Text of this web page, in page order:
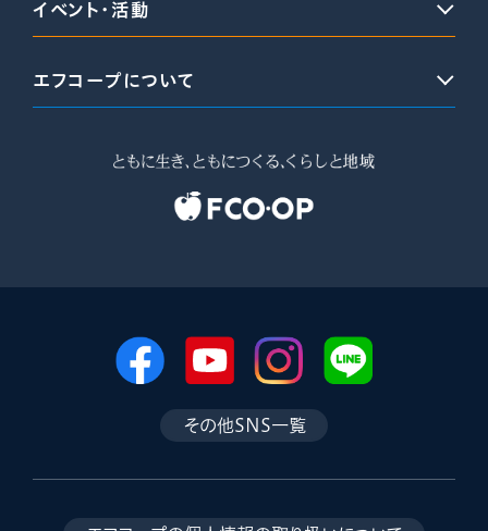
イベント・活動
エフコープについて
その他SNS一覧